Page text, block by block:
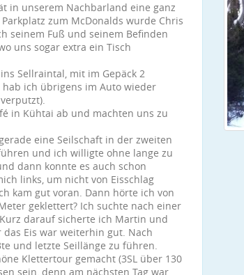
in unserem Nachbarland eine ganz
zum McDonalds wurde Chris
seinem Fuß und seinem Befinden
uns sogar extra ein Tisch
Sellraintal, mit im Gepäck 2
ich übrigens im Auto wieder
in Kühtai ab und machten uns zu
eine Seilschaft in der zweiten
und ich willigte ohne lange zu
dann konnte es auch schon
links, um nicht von Eisschlag
kam gut voran. Dann hörte ich von
geklettert? Ich suchte nach einer
darauf sicherte ich Martin und
Eis war weiterhin gut. Nach
und letzte Seillänge zu führen.
Klettertour gemacht (3SL über 130
sein, denn am nächsten Tag war